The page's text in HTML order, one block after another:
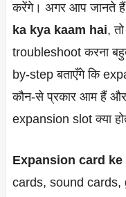
करेंगे। अगर आप जानते
ka kya kaam hai,
troubleshoot करना
by-step बताएँगे कि
कौन-से प्रकार आम हैं
expansion slot क्या
Expansion card ke
cards, sound